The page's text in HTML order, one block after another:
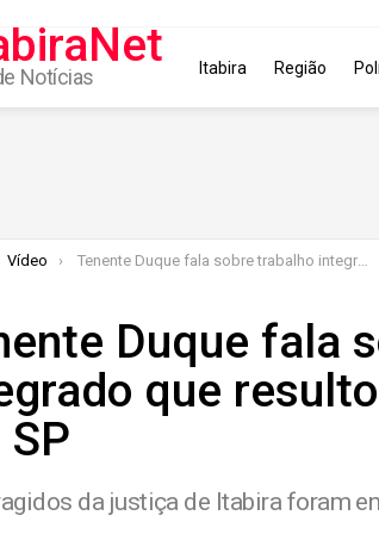
Notícias Itabira Região
Vídeo Tenente Duque fala sobre trabalho integrado que resultou na prisão de Casal em SP
Duque fala
que
SP
da justiça de Itabira foram